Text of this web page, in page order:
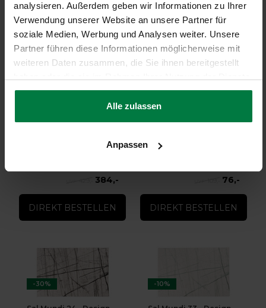
analysieren. Außerdem geben wir Informationen zu Ihrer
Verwendung unserer Website an unsere Partner für
soziale Medien, Werbung und Analysen weiter. Unsere
Partner führen diese Informationen möglicherweise mit
weiteren Daten zusammen, die Sie ihnen bereitgestellt
gesammelt haben.
Alle zulassen
Anpassen
Ergänzende Produkte
Teppich
384,-
DIREKT BESTELLEN
Sal Mundi 23 - Design
Teppich
76,-
DIREKT BESTELLEN
-30% -10%